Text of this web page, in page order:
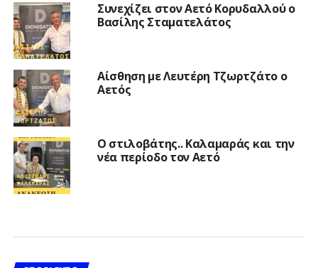
Συνεχίζει στον Αετό Κορυδαλλού ο
Βασίλης Σταματελάτος
Αίσθηση με Λευτέρη Τζωρτζάτο ο
Αετός
Ο στιλοβάτης.. Καλαμαράς και την
νέα περίοδο τον Αετό